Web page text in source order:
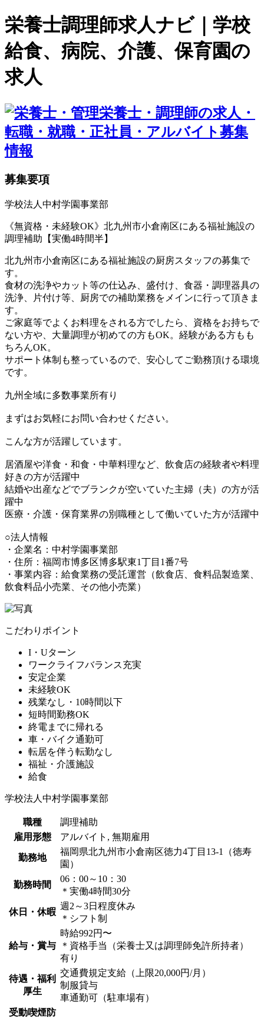
栄養士調理師求人ナビ｜学校
給食、病院、介護、保育園の
求人
募集要項
学校法人中村学園事業部
《無資格・未経験OK》北九州市小倉南区にある福祉施設の
調理補助【実働4時間半】
北九州市小倉南区にある福祉施設の厨房スタッフの募集で
す。
食材の洗浄やカット等の仕込み、盛付け、食器・調理器具の
洗浄、片付け等、厨房での補助業務をメインに行って頂きま
す。
ご家庭等でよくお料理をされる方でしたら、資格をお持ちで
ない方や、大量調理が初めての方もOK。経験がある方もも
ちろんOK。
サポート体制も整っているので、安心してご勤務頂ける環境
です。
九州全域に多数事業所有り
まずはお気軽にお問い合わせください。
こんな方が活躍しています。
居酒屋や洋食・和食・中華料理など、飲食店の経験者や料理
好きの方が活躍中
結婚や出産などでブランクが空いていた主婦（夫）の方が活
躍中
医療・介護・保育業界の別職種として働いていた方が活躍中
○法人情報
・企業名：中村学園事業部
・住所：福岡市博多区博多駅東1丁目1番7号
・事業内容：給食業務の受託運営（飲食店、食料品製造業、
飲食料品小売業、その他小売業）
こだわりポイント
I・Uターン
ワークライフバランス充実
安定企業
未経験OK
残業なし・10時間以下
短時間勤務OK
終電までに帰れる
車・バイク通勤可
転居を伴う転勤なし
福祉・介護施設
給食
学校法人中村学園事業部
職種
調理補助
雇用形態
アルバイト, 無期雇用
勤務地
福岡県北九州市小倉南区徳力4丁目13-1（徳寿
園）
勤務時間
06：00～10：30
＊実働4時間30分
休日・休暇
週2～3日程度休み
＊シフト制
給与・賞与
時給992円〜
＊資格手当（栄養士又は調理師免許所持者）
有り
待遇・福利
厚生
交通費規定支給（上限20,000円/月）
制服貸与
車通勤可（駐車場有）
受動喫煙防